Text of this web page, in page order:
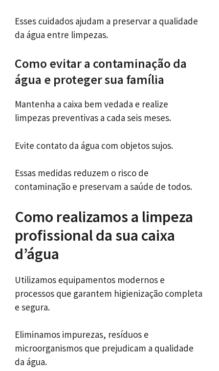
Esses cuidados ajudam a preservar a qualidade
da água entre limpezas.
Como evitar a contaminação da
água e proteger sua família
Mantenha a caixa bem vedada e realize
limpezas preventivas a cada seis meses.
Evite contato da água com objetos sujos.
Essas medidas reduzem o risco de
contaminação e preservam a saúde de todos.
Como realizamos a limpeza
profissional da sua caixa
d’água
Utilizamos equipamentos modernos e
processos que garantem higienização completa
e segura.
Eliminamos impurezas, resíduos e
microorganismos que prejudicam a qualidade
da água.